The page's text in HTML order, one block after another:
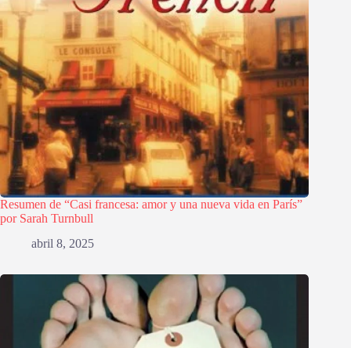
Resumen de “Casi francesa: amor y una nueva vida en París”
por Sarah Turnbull
abril 8, 2025